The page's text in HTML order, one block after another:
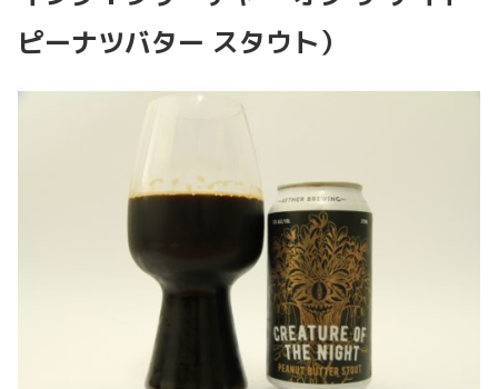
ピーナツバター スタウト）